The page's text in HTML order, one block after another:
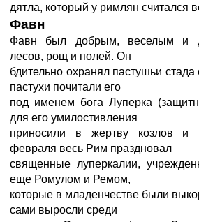
дятла, который у римлян считался
Фавн
Фавн был добрым, веселым и
лесов, рощ и полей. Он
бдительно охранял пастушьи стада
пастухи почитали его
под именем бога Луперка
для его умилостивления
приносили в жертву козлов и
февраля весь Рим праздновал
священные луперкалии,
еще Ромулом и Ремом,
которые в младенчестве были
сами выросли среди